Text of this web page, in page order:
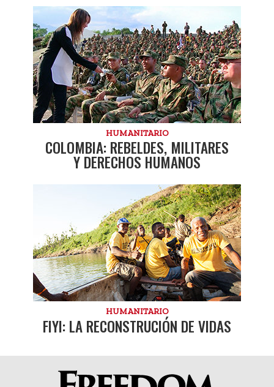
HUMANITARIO
COLOMBIA: REBELDES, MILITARES
Y DERECHOS HUMANOS
HUMANITARIO
FIYI: LA RECONSTRUCIÓN DE VIDAS